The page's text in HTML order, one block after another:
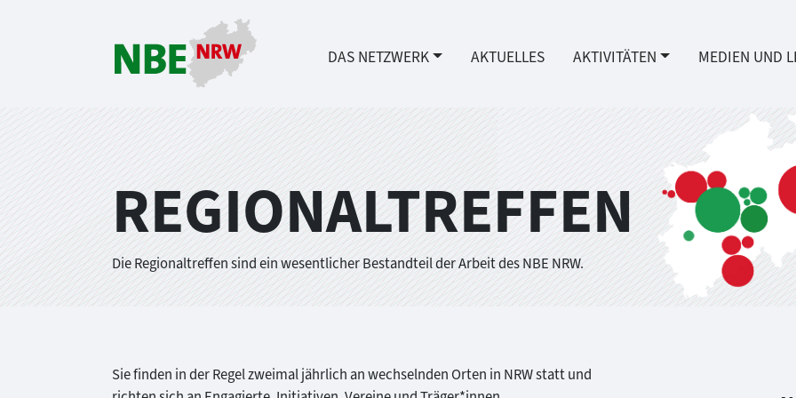
DAS NETZWERK AKTUELLES AKTIVITÄTEN MEDIEN UND
REGIONALTREFFEN
Die Regionaltreffen sind ein wesentlicher Bestandteil der Arbeit des NBE NRW.
Sie finden in der Regel zweimal jährlich an wechselnden Orten in NRW statt und